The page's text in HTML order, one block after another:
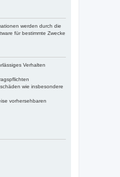
werden durch die
für bestimmte Zwecke
Verhalten
wie insbesondere
vorhersehbaren